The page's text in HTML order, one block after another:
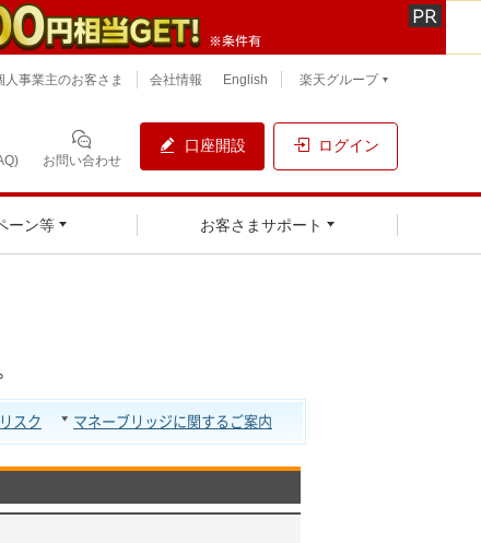
お問い合わせ
口座開設 ログイン
ーン等 お客さまサポート
人事業主のお客さま 会社情報 English 楽天グループ
スク マネーブリッジに関するご案内